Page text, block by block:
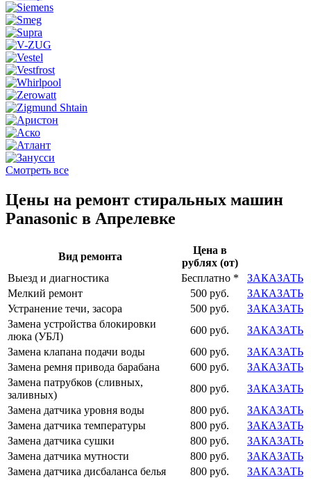
Смотреть все
Цены на ремонт стиральных машин
Panasonic в Апрелевке
Вид ремонта
Цена в
рублях (от)
Выезд и диагностика
Бесплатно *
ЗАКАЗАТЬ
Мелкий ремонт
500 руб.
ЗАКАЗАТЬ
Устранение течи, засора
500 руб.
ЗАКАЗАТЬ
Замена устройства блокировки
люка (УБЛ)
600 руб.
ЗАКАЗАТЬ
Замена клапана подачи воды
600 руб.
ЗАКАЗАТЬ
Замена ремня привода барабана
600 руб.
ЗАКАЗАТЬ
Замена патрубков (сливных,
заливных)
800 руб.
ЗАКАЗАТЬ
Замена датчика уровня воды
800 руб.
ЗАКАЗАТЬ
Замена датчика температуры
800 руб.
ЗАКАЗАТЬ
Замена датчика сушки
800 руб.
ЗАКАЗАТЬ
Замена датчика мутности
800 руб.
ЗАКАЗАТЬ
Замена датчика дисбаланса белья
800 руб.
ЗАКАЗАТЬ